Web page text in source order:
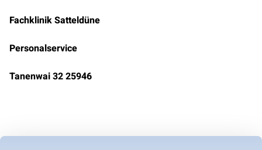
Fachklinik Satteldüne
Personalservice
Tanenwai 3225946